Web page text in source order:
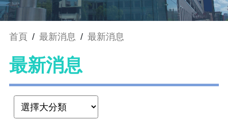
首頁 / 最新消息 / 最新消息
最新消息